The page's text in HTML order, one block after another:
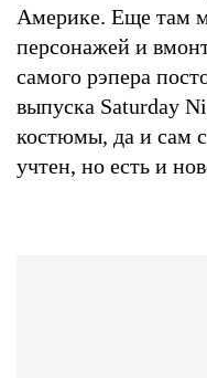
Америке. Еще там
персонажей и
самого рэпера
выпуска Saturday
костюмы, да и сам
учтен, но есть и